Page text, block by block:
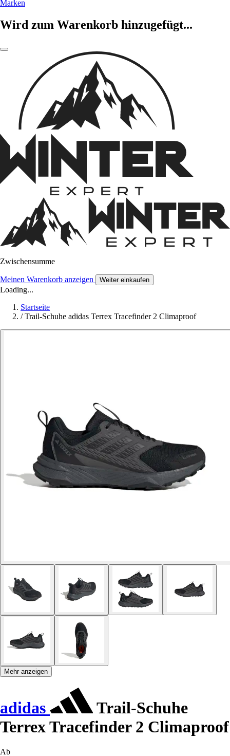
Marken
Wird zum Warenkorb hinzugefügt...
Zwischensumme
Meinen Warenkorb anzeigen Weiter einkaufen
Loading...
Startseite
/ Trail-Schuhe adidas Terrex Tracefinder 2 Climaproof
Mehr anzeigen
adidas
Trail-Schuhe
Terrex Tracefinder 2 Climaproof
Ab